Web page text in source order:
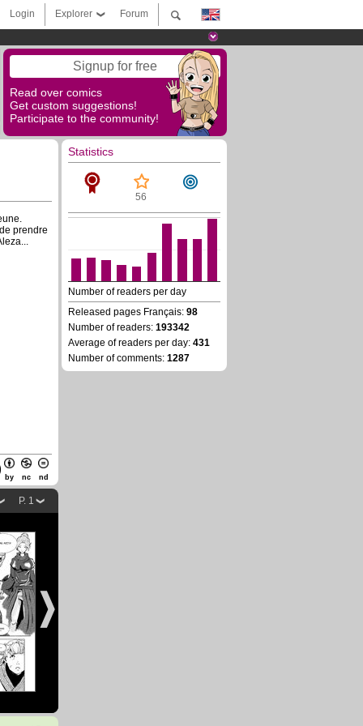
Forum
Explorer
Login
Signup for free
Read over comics
Get custom suggestions!
Participate to the community!
prendre
by nc nd
P. 1
Statistics
56
Number of readers per day
Released pages Français: 98
Number of readers: 193342
Average of readers per day: 431
Number of comments: 1287